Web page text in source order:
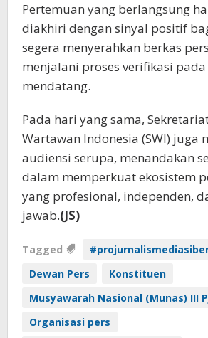
Pertemuan yang berlangsung
diakhiri dengan sinyal positif
segera menyerahkan berkas
menjalani proses verifikasi pada
mendatang.
Pada hari yang sama,
Wartawan Indonesia (SWI) juga
audiensi serupa, menandakan
dalam memperkuat ekosistem
yang profesional, independen,
jawab.(JS)
Tagged
Dewan Pers
Konstituen
Musyawarah Nasional (Munas) III
Organisasi pers